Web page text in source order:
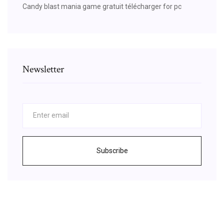
Candy blast mania game gratuit télécharger for pc
Newsletter
Subscribe